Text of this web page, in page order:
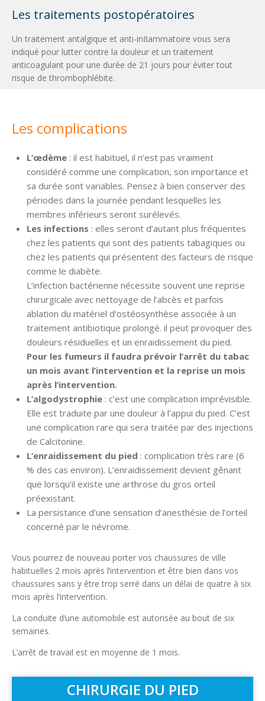
Les traitements postopératoires
Un traitement antalgique et anti-inﬂammatoire vous sera
indiqué pour lutter contre la douleur et un traitement
anticoagulant pour une durée de 21 jours pour éviter tout
risque de thrombophlébite.
Les complications
L’œdème : il est habituel, il n’est pas vraiment
considéré comme une complication, son importance et
sa durée sont variables. Pensez à bien conserver des
périodes dans la journée pendant lesquelles les
membres inférieurs seront surélevés.
Les infections : elles seront d’autant plus fréquentes
chez les patients qui sont des patients tabagiques ou
chez les patients qui présentent des facteurs de risque
comme le diabète.
L’infection bactérienne nécessite souvent une reprise
chirurgicale avec nettoyage de l’abcès et parfois
ablation du matériel d’ostéosynthèse associée à un
traitement antibiotique prolongé. il peut provoquer des
douleurs résiduelles et un enraidissement du pied.
Pour les fumeurs il faudra prévoir l’arrêt du tabac
un mois avant l’intervention et la reprise un mois
après l’intervention.
L’algodystrophie : c’est une complication imprévisible.
Elle est traduite par une douleur à l’appui du pied. C’est
une complication rare qui sera traitée par des injections
de Calcitonine.
L’enraidissement du pied : complication très rare (6
% des cas environ). L’enraidissement devient gênant
que lorsqu’il existe une arthrose du gros orteil
préexistant.
La persistance d’une sensation d’anesthésie de l’orteil
concerné par le névrome.
Vous pourrez de nouveau porter vos chaussures de ville
habituelles 2 mois après l’intervention et être bien dans vos
chaussures sans y être trop serré dans un délai de quatre à six
mois après l’intervention.
La conduite d’une automobile est autorisée au bout de six
semaines.
L’arrêt de travail est en moyenne de 1 mois.
CHIRURGIE DU PIED